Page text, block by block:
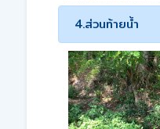
4.ส่วนท้ายน้ำ